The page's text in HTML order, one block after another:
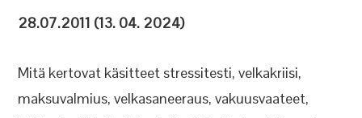
28.07.2011 (13. 04. 2024)
Mitä kertovat käsitteet stressitesti, velkakriisi,
maksuvalmius, velkasaneeraus, vakuusvaateet,